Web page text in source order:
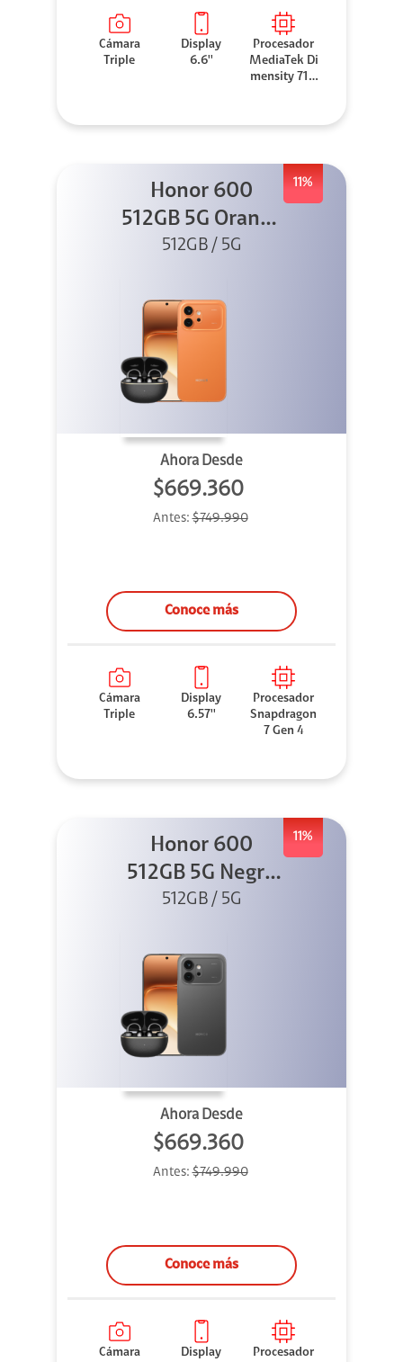
Cámara
Triple
Display
6.6''
Procesador
MediaTek Di
mensity 710
11%
Honor 600
512GB 5G Orange
+ Clip 2
512GB / 5G
Ahora Desde
$669.360
Antes:$749.990
Conoce más
Cámara
Triple
Display
6.57''
Procesador
Snapdragon
7 Gen 4
11%
Honor 600
512GB 5G Negro
+ Clip 2
512GB / 5G
Ahora Desde
$669.360
Antes:$749.990
Conoce más
Cámara
Display
Procesador